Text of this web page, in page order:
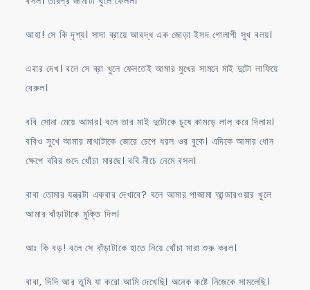
আহা! সে কি দৃশ্য। সাদা ব্রায়ে আবদ্ধ এক জোড়া ইসদ গোলাপী সুখ বলয়।
এবার দেখ। বলে সে ব্রা খুলে ফেলতেই আমার মুখের সামনে মাই দুটো লাফিয়ে
বেরুল।
ববি সোনা মেয়ে আমার। বলে তার মাই দুটোকে চুষে কামড়ে লাল করে দিলাম।
ববিও সুখে আমার মাথাটাকে জোরে চেপে ধরল ওর বুকে। এদিকে আমার ধোন
ক্ষেপে ববির গুদে খোঁচা মারছে। ববি নীচে নেমে বসল।
বাবা তোমার যন্ত্রটা একবার দেখাবে? বলে আমার পাজামা আন্ডারওয়ার খুলে
আমার বাঁড়াটাকে মুক্তি দিল।
আঃ কি বড়! বলে সে বাঁড়াটাকে হাতে নিয়ে খোঁচা মারা শুরু করল।
বাবা, দিদি আর তুমি যা করো আমি দেখেছি। অনেক কষ্টে নিজেকে সামলেছি।